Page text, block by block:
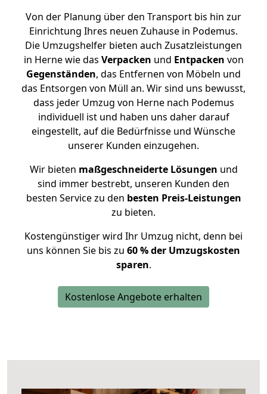
Von der Planung über den Transport bis hin zur
Einrichtung Ihres neuen Zuhause in Podemus.
Die Umzugshelfer bieten auch Zusatzleistungen
in Herne wie das Verpacken und Entpacken von
Gegenständen, das Entfernen von Möbeln und
das Entsorgen von Müll an. Wir sind uns bewusst,
dass jeder Umzug von Herne nach Podemus
individuell ist und haben uns daher darauf
eingestellt, auf die Bedürfnisse und Wünsche
unserer Kunden einzugehen.
Wir bieten maßgeschneiderte Lösungen und
sind immer bestrebt, unseren Kunden den
besten Service zu den besten Preis-Leistungen
zu bieten.
Kostengünstiger wird Ihr Umzug nicht, denn bei
uns können Sie bis zu 60 % der Umzugskosten
sparen.
Kostenlose Angebote erhalten